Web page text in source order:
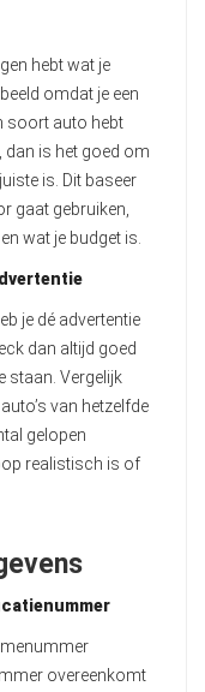
hebt wat je
omdat je een
soort auto hebt
dan is het goed om
is. Dit baseer
gaat gebruiken,
wat je budget is.
je dé advertentie
dan altijd goed
staan. Vergelijk
van hetzelfde
gelopen
realistisch is of
overeenkomt